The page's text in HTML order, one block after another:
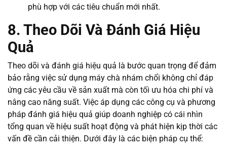
phù hợp với các tiêu chuẩn mới nhất.
8. Theo Dõi Và Đánh Giá Hiệu
Quả
Theo dõi và đánh giá hiệu quả là bước quan trọng để đảm
bảo rằng việc sử dụng máy chà nhám chổi không chỉ đáp
ứng các yêu cầu về sản xuất mà còn tối ưu hóa chi phí và
nâng cao năng suất. Việc áp dụng các công cụ và phương
pháp đánh giá hiệu quả giúp doanh nghiệp có cái nhìn
tổng quan về hiệu suất hoạt động và phát hiện kịp thời các
vấn đề cần cải thiện. Dưới đây là các biện pháp cụ thể: